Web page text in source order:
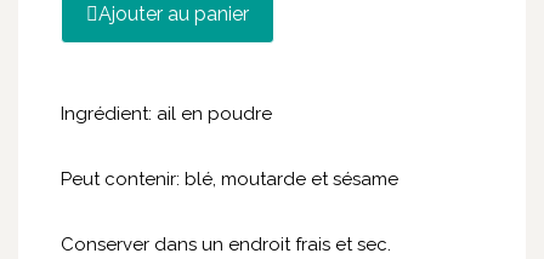
Ajouter au panier
Ingrédient: ail en poudre
Peut contenir: blé, moutarde et sésame
Conserver dans un endroit frais et sec.